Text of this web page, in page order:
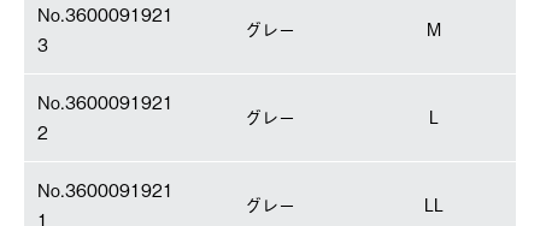
No.3600091921
3
グレー M
No.3600091921
2
グレー L
No.3600091921
1
グレー LL